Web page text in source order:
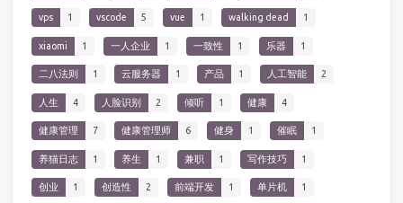
vps 1 vscode 5 vue 1 walking dead 1
xiaomi 1 一人企业 1 一致性 1 乐器 1
二八法则 1 云服务器 1 产品 1 人工智能 2
人生 4 人脸识别 2 倾听 1 健康 4
健康管理 7 健康管理师 6 健身 1 催眠 1
养猫日志 1 养生 1 兼职 1 写作技巧 1
创业 1 创造性 2 前端开发 1 单片机 1